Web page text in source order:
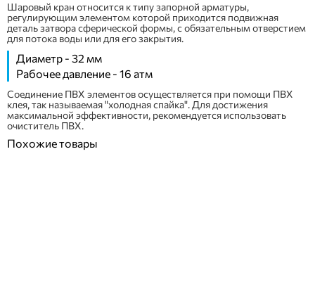
Шаровый кран относится к типу запорной арматуры,
регулирующим элементом которой приходится подвижная
деталь затвора сферической формы, с обязательным отверстием
для потока воды или для его закрытия.
Диаметр - 32 мм
Рабочее давление - 16 атм
Соединение ПВХ элементов осуществляется при помощи ПВХ
клея, так называемая "холодная спайка". Для достижения
максимальной эффективности, рекомендуется использовать
очиститель ПВХ.
Похожие товары